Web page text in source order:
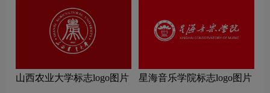
山西农业大学标志logo图片 星海音乐学院标志logo图片